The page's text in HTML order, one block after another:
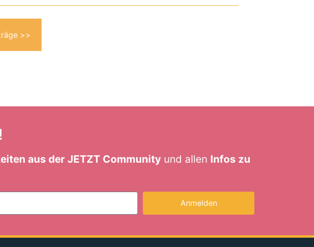
>>
aus der JETZT Community und allen Infos zu
Anmelden